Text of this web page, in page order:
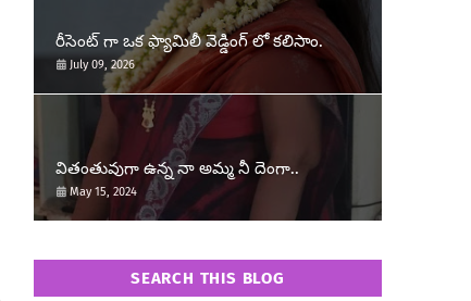
రీసెంట్ గా ఒక ఫ్యామిలీ వెడ్డింగ్ లో కలిసాం.
July 09, 2026
వితంతువుగా ఉన్న నా అమ్మ నీ దెంగా..
May 15, 2024
SEARCH THIS BLOG